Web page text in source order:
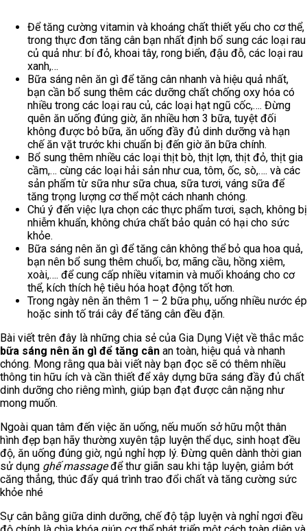
Để tăng cường vitamin và khoáng chất thiết yếu cho cơ thể,
trong thực đơn tăng cân bạn nhất định bổ sung các loại rau
củ quả như: bí đỏ, khoai tây, rong biển, đậu đỗ, các loại rau
xanh,…
Bữa sáng nên ăn gì để tăng cân nhanh và hiệu quả nhất,
bạn cần bổ sung thêm các dưỡng chất chống oxy hóa có
nhiều trong các loại rau củ, các loại hạt ngũ cốc,…. Đừng
quên ăn uống đúng giờ, ăn nhiều hơn 3 bữa, tuyệt đối
không được bỏ bữa, ăn uống đầy đủ dinh dưỡng và hạn
chế ăn vặt trước khi chuẩn bị đến giờ ăn bữa chính.
Bổ sung thêm nhiều các loại thịt bò, thịt lợn, thịt đỏ, thịt gia
cầm,… cùng các loại hải sản như cua, tôm, ốc, sò,…. và các
sản phẩm từ sữa như sữa chua, sữa tươi, váng sữa để
tăng trọng lượng cơ thể một cách nhanh chóng.
Chú ý đến việc lựa chọn các thực phẩm tươi, sạch, không bị
nhiễm khuẩn, không chứa chất bảo quản có hại cho sức
khỏe.
Bữa sáng nên ăn gì để tăng cân không thể bỏ qua hoa quả,
bạn nên bổ sung thêm chuối, bơ, mãng cầu, hồng xiêm,
xoài,…. để cung cấp nhiều vitamin và muối khoáng cho cơ
thể, kích thích hệ tiêu hóa hoạt động tốt hơn.
Trong ngày nên ăn thêm 1 – 2 bữa phụ, uống nhiều nước ép
hoặc sinh tố trái cây để tăng cân đều đặn.
Bài viết trên đây là những chia sẻ của Gia Dụng Việt về thắc mắc
bữa sáng nên ăn gì để tăng cân an toàn, hiệu quả và nhanh
chóng. Mong rằng qua bài viết này bạn đọc sẽ có thêm nhiều
thông tin hữu ích và cần thiết để xây dựng bữa sáng đầy đủ chất
dinh dưỡng cho riêng mình, giúp bạn đạt được cân nặng như
mong muốn.
Ngoài quan tâm đến việc ăn uống, nếu muốn sở hữu một thân
hình đẹp bạn hãy thường xuyên tập luyện thể dục, sinh hoạt đều
độ, ăn uống đúng giờ, ngủ nghỉ hợp lý. Đừng quên dành thời gian
sử dụng ghế massageđể thư giãn sau khi tập luyện, giảm bớt
căng thẳng, thúc đẩy quá trình trao đổi chất và tăng cường sức
khỏe nhé
Sự cân bằng giữa dinh dưỡng, chế độ tập luyện và nghỉ ngơi đều